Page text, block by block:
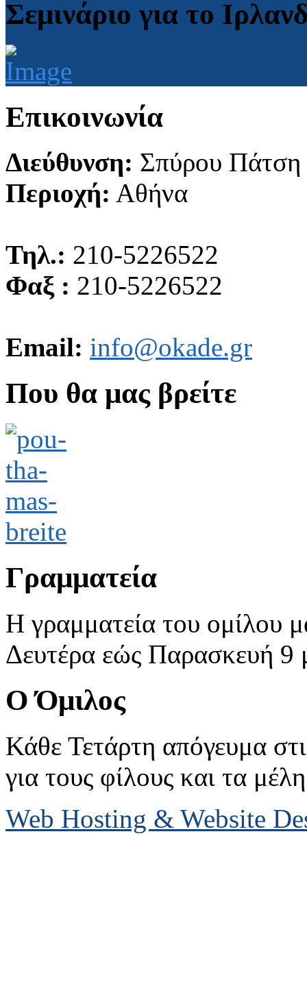
Σεμινάριο για το
Επικοινωνία
Διεύθυνση: Σπύρου Πάτση
Περιοχή: Αθήνα
Τηλ.: 210-5226522
Φαξ : 210-5226522
Email: info@okade.gr
Που θα μας βρείτε
Γραμματεία
Η γραμματεία του ομίλου
Δευτέρα εώς Παρασκευή 9
Ο Όμιλος
Κάθε Τετάρτη απόγευμα
για τους φίλους και τα
Web Hosting & Website